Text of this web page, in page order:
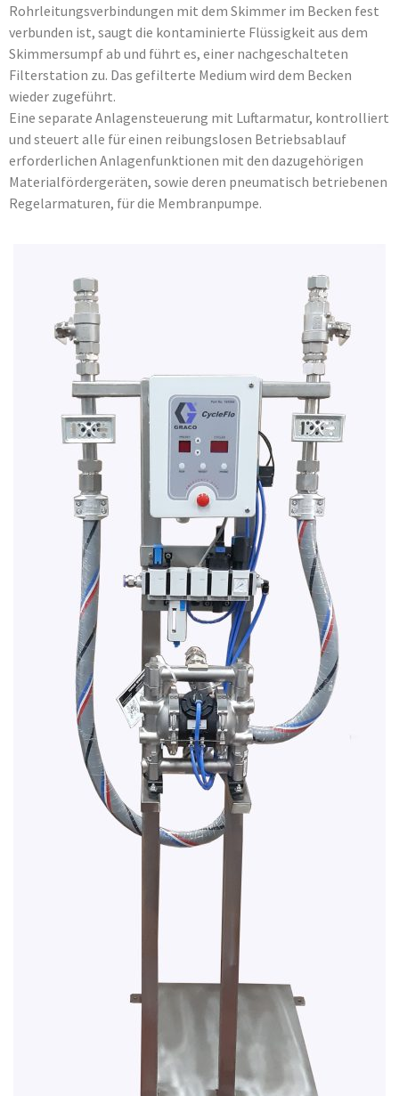
Rohrleitungsverbindungen mit dem Skimmer im Becken fest
verbunden ist, saugt die kontaminierte Flüssigkeit aus dem
Skimmersumpf ab und führt es, einer nachgeschalteten
Filterstation zu. Das gefilterte Medium wird dem Becken
wieder zugeführt.
Eine separate Anlagensteuerung mit Luftarmatur, kontrolliert
und steuert alle für einen reibungslosen Betriebsablauf
erforderlichen Anlagenfunktionen mit den dazugehörigen
Materialfördergeräten, sowie deren pneumatisch betriebenen
Regelarmaturen, für die Membranpumpe.